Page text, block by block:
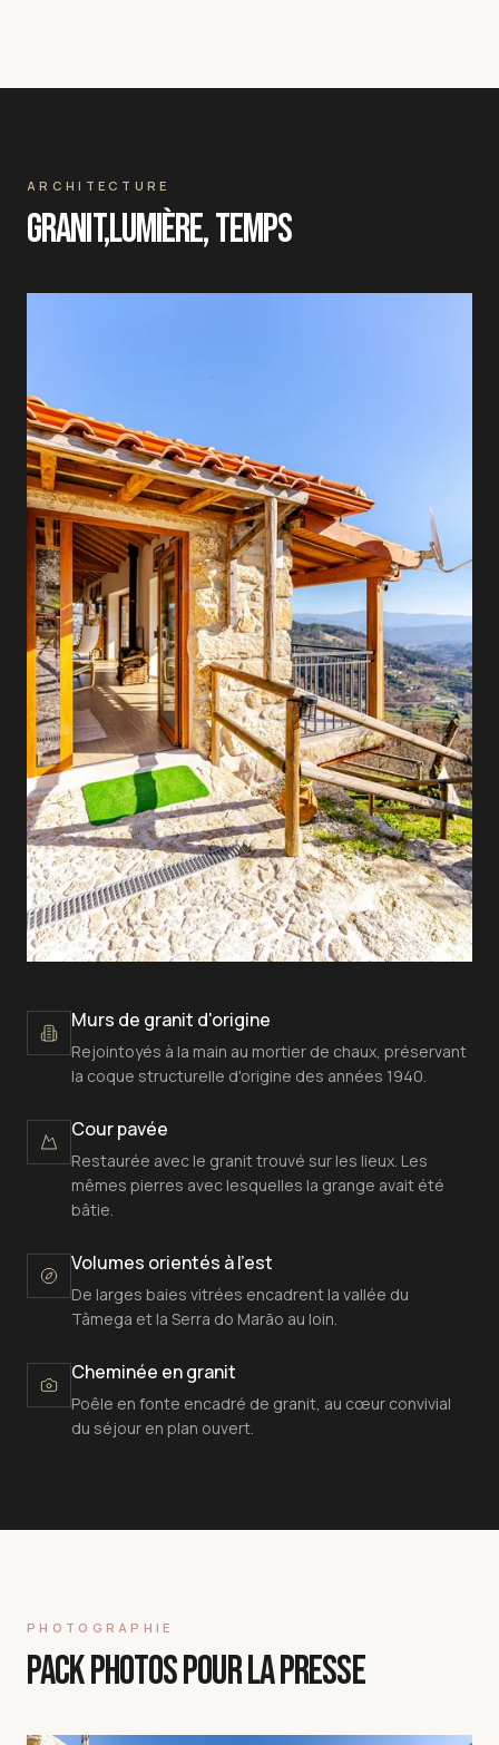
ARCHITECTURE
GRANIT,LUMIÈRE, TEMPS
Murs de granit d'origine
Rejointoyés à la main au mortier de chaux, préservant
la coque structurelle d'origine des années 1940.
Cour pavée
Restaurée avec le granit trouvé sur les lieux. Les
mêmes pierres avec lesquelles la grange avait été
bâtie.
Volumes orientés à l'est
De larges baies vitrées encadrent la vallée du
Tâmega et la Serra do Marão au loin.
Cheminée en granit
Poêle en fonte encadré de granit, au cœur convivial
du séjour en plan ouvert.
PHOTOGRAPHIE
PACK PHOTOS POUR LA PRESSE